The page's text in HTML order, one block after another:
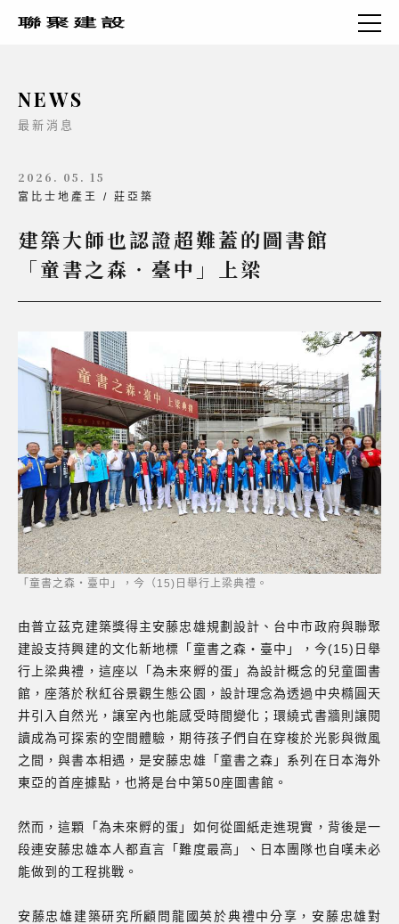
NEWS
最新消息
2026. 05. 15
富比士地產王 / 莊亞築
建築大師也認證超難蓋的圖書館
「童書之森‧臺中」上梁
「童書之森‧臺中」，今（15)日舉行上梁典禮。
由普立茲克建築獎得主安藤忠雄規劃設計、台中市政府與聯聚
建設支持興建的文化新地標「童書之森‧臺中」，今(15)日舉
行上梁典禮，這座以「為未來孵的蛋」為設計概念的兒童圖書
館，座落於秋紅谷景觀生態公園，設計理念為透過中央橢圓天
井引入自然光，讓室內也能感受時間變化；環繞式書牆則讓閱
讀成為可探索的空間體驗，期待孩子們自在穿梭於光影與微風
之間，與書本相遇，是安藤忠雄「童書之森」系列在日本海外
東亞的首座據點，也將是台中第50座圖書館。
然而，這顆「為未來孵的蛋」如何從圖紙走進現實，背後是一
段連安藤忠雄本人都直言「難度最高」、日本團隊也自嘆未必
能做到的工程挑戰。
安藤忠雄建築研究所顧問龍國英於典禮中分享，安藤忠雄對